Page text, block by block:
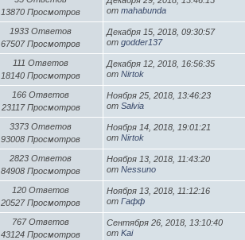
13870 Просмотров
отmahabunda
1933 Ответов
67507 Просмотров
Декабря 15, 2018, 09:30:57
отgodder137
111 Ответов
18140 Просмотров
Декабря 12, 2018, 16:56:35
отNirtok
166 Ответов
23117 Просмотров
Ноября 25, 2018, 13:46:23
отSalvia
3373 Ответов
93008 Просмотров
Ноября 14, 2018, 19:01:21
отNirtok
2823 Ответов
84908 Просмотров
Ноября 13, 2018, 11:43:20
отNessuno
120 Ответов
20527 Просмотров
Ноября 13, 2018, 11:12:16
отГафф
767 Ответов
43124 Просмотров
Сентября 26, 2018, 13:10:40
отKai